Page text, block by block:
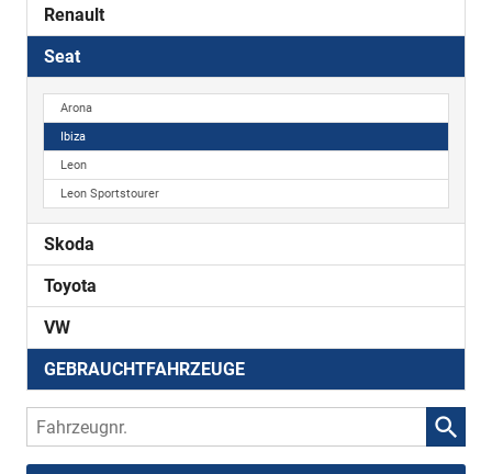
Renault
Seat
Arona
Ibiza
Leon
Leon Sportstourer
Skoda
Toyota
VW
GEBRAUCHTFAHRZEUGE
Fahrzeugnr.